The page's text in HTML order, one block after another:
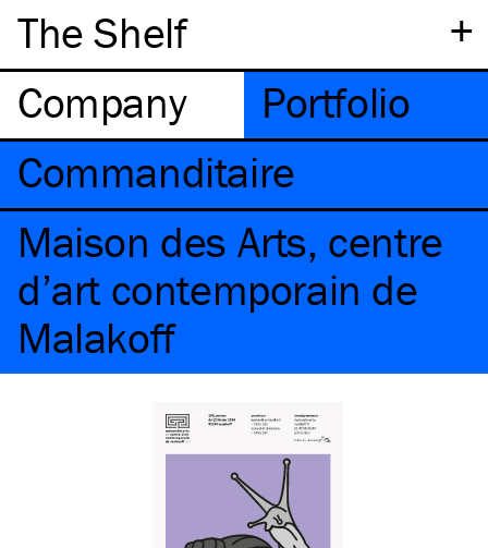
+
The Shelf
Company
Portfolio
Commanditaire
Maison des Arts, centre
d’art contemporain de
Malakoff